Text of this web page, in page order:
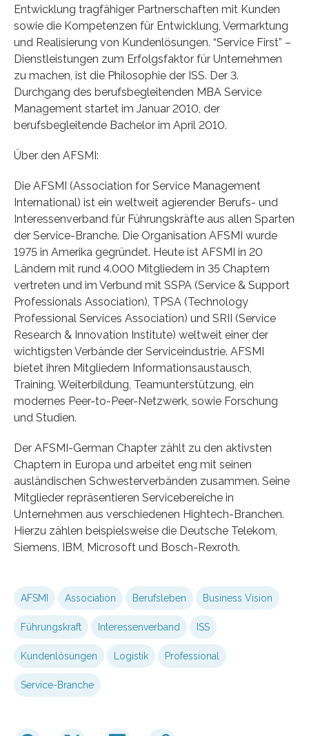
Entwicklung tragfähiger Partnerschaften mit Kunden
sowie die Kompetenzen für Entwicklung, Vermarktung
und Realisierung von Kundenlösungen. “Service First” –
Dienstleistungen zum Erfolgsfaktor für Unternehmen
zu machen, ist die Philosophie der ISS. Der 3.
Durchgang des berufsbegleitenden MBA Service
Management startet im Januar 2010, der
berufsbegleitende Bachelor im April 2010.
Über den AFSMI:
Die AFSMI (Association for Service Management
International) ist ein weltweit agierender Berufs- und
Interessenverband für Führungskräfte aus allen Sparten
der Service-Branche. Die Organisation AFSMI wurde
1975 in Amerika gegründet. Heute ist AFSMI in 20
Ländern mit rund 4.000 Mitgliedern in 35 Chaptern
vertreten und im Verbund mit SSPA (Service & Support
Professionals Association), TPSA (Technology
Professional Services Association) und SRII (Service
Research & Innovation Institute) weltweit einer der
wichtigsten Verbände der Serviceindustrie. AFSMI
bietet ihren Mitgliedern Informationsaustausch,
Training, Weiterbildung, Teamunterstützung, ein
modernes Peer-to-Peer-Netzwerk, sowie Forschung
und Studien.
Der AFSMI-German Chapter zählt zu den aktivsten
Chaptern in Europa und arbeitet eng mit seinen
ausländischen Schwesterverbänden zusammen. Seine
Mitglieder repräsentieren Servicebereiche in
Unternehmen aus verschiedenen Hightech-Branchen.
Hierzu zählen beispielsweise die Deutsche Telekom,
Siemens, IBM, Microsoft und Bosch-Rexroth.
AFSMI Association Berufsleben Business Vision
Führungskraft Interessenverband ISS
Kundenlösungen Logistik Professional
Service-Branche